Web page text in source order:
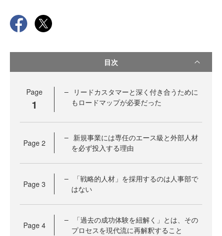
目次
Page
1
リードカスタマーと深く付き合うために
もロードマップが必要だった
Page 2
新規事業には専任のエース級と外部人材
を必ず投入する理由
Page 3
「戦略的人材」を採用するのは人事部で
はない
Page 4
「過去の成功体験を紐解く」とは、その
プロセスを現代流に再解釈すること